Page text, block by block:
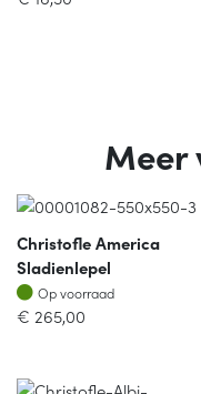
Meer
Christofle America
Sladienlepel
Op voorraad
Op voorraad
€ 265,00